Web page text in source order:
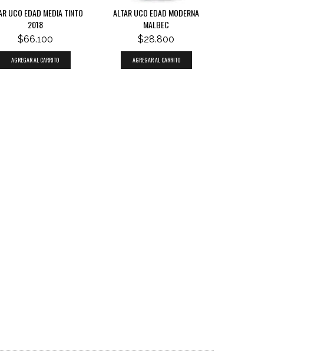
UCO EDAD MEDIA TINTO
2018
$66.100
ALTAR UCO EDAD MODERNA
MALBEC
$28.800